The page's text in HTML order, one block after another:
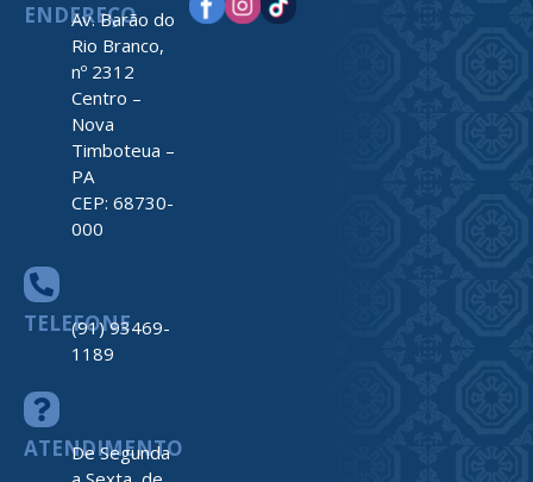
ENDEREÇO
Av. Barão do
Rio Branco,
nº 2312
Centro –
Nova
Timboteua –
PA
CEP: 68730-
000
TELEFONE
(91) 93469-
1189
ATENDIMENTO
De Segunda